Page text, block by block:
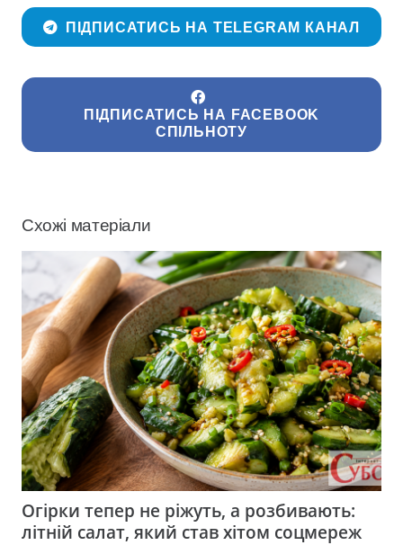
ПІДПИСАТИСЬ НА TELEGRAM КАНАЛ
ПІДПИСАТИСЬ НА FACEBOOK
СПІЛЬНОТУ
Схожі матеріали
Огірки тепер не ріжуть, а розбивають:
літній салат, який став хітом соцмереж